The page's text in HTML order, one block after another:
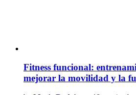
Fitness funcional:
mejorar la movilidad y la